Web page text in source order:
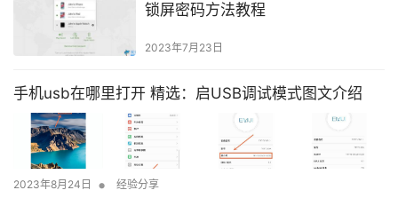
锁屏密码方法教程
2023年7月23日
手机usb在哪里打开 精选：启USB调试模式图文介绍
2023年8月24日 • 经验分享